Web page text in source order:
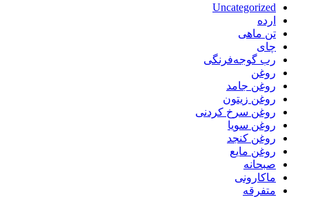
Uncategorized
ارده
تن ماهی
چای
رب گوجه‌فرنگی
روغن
روغن جامد
روغن زیتون
روغن سرخ کردنی
روغن سویا
روغن کنجد
روغن مایع
صبحانه
ماکارونی
متفرقه